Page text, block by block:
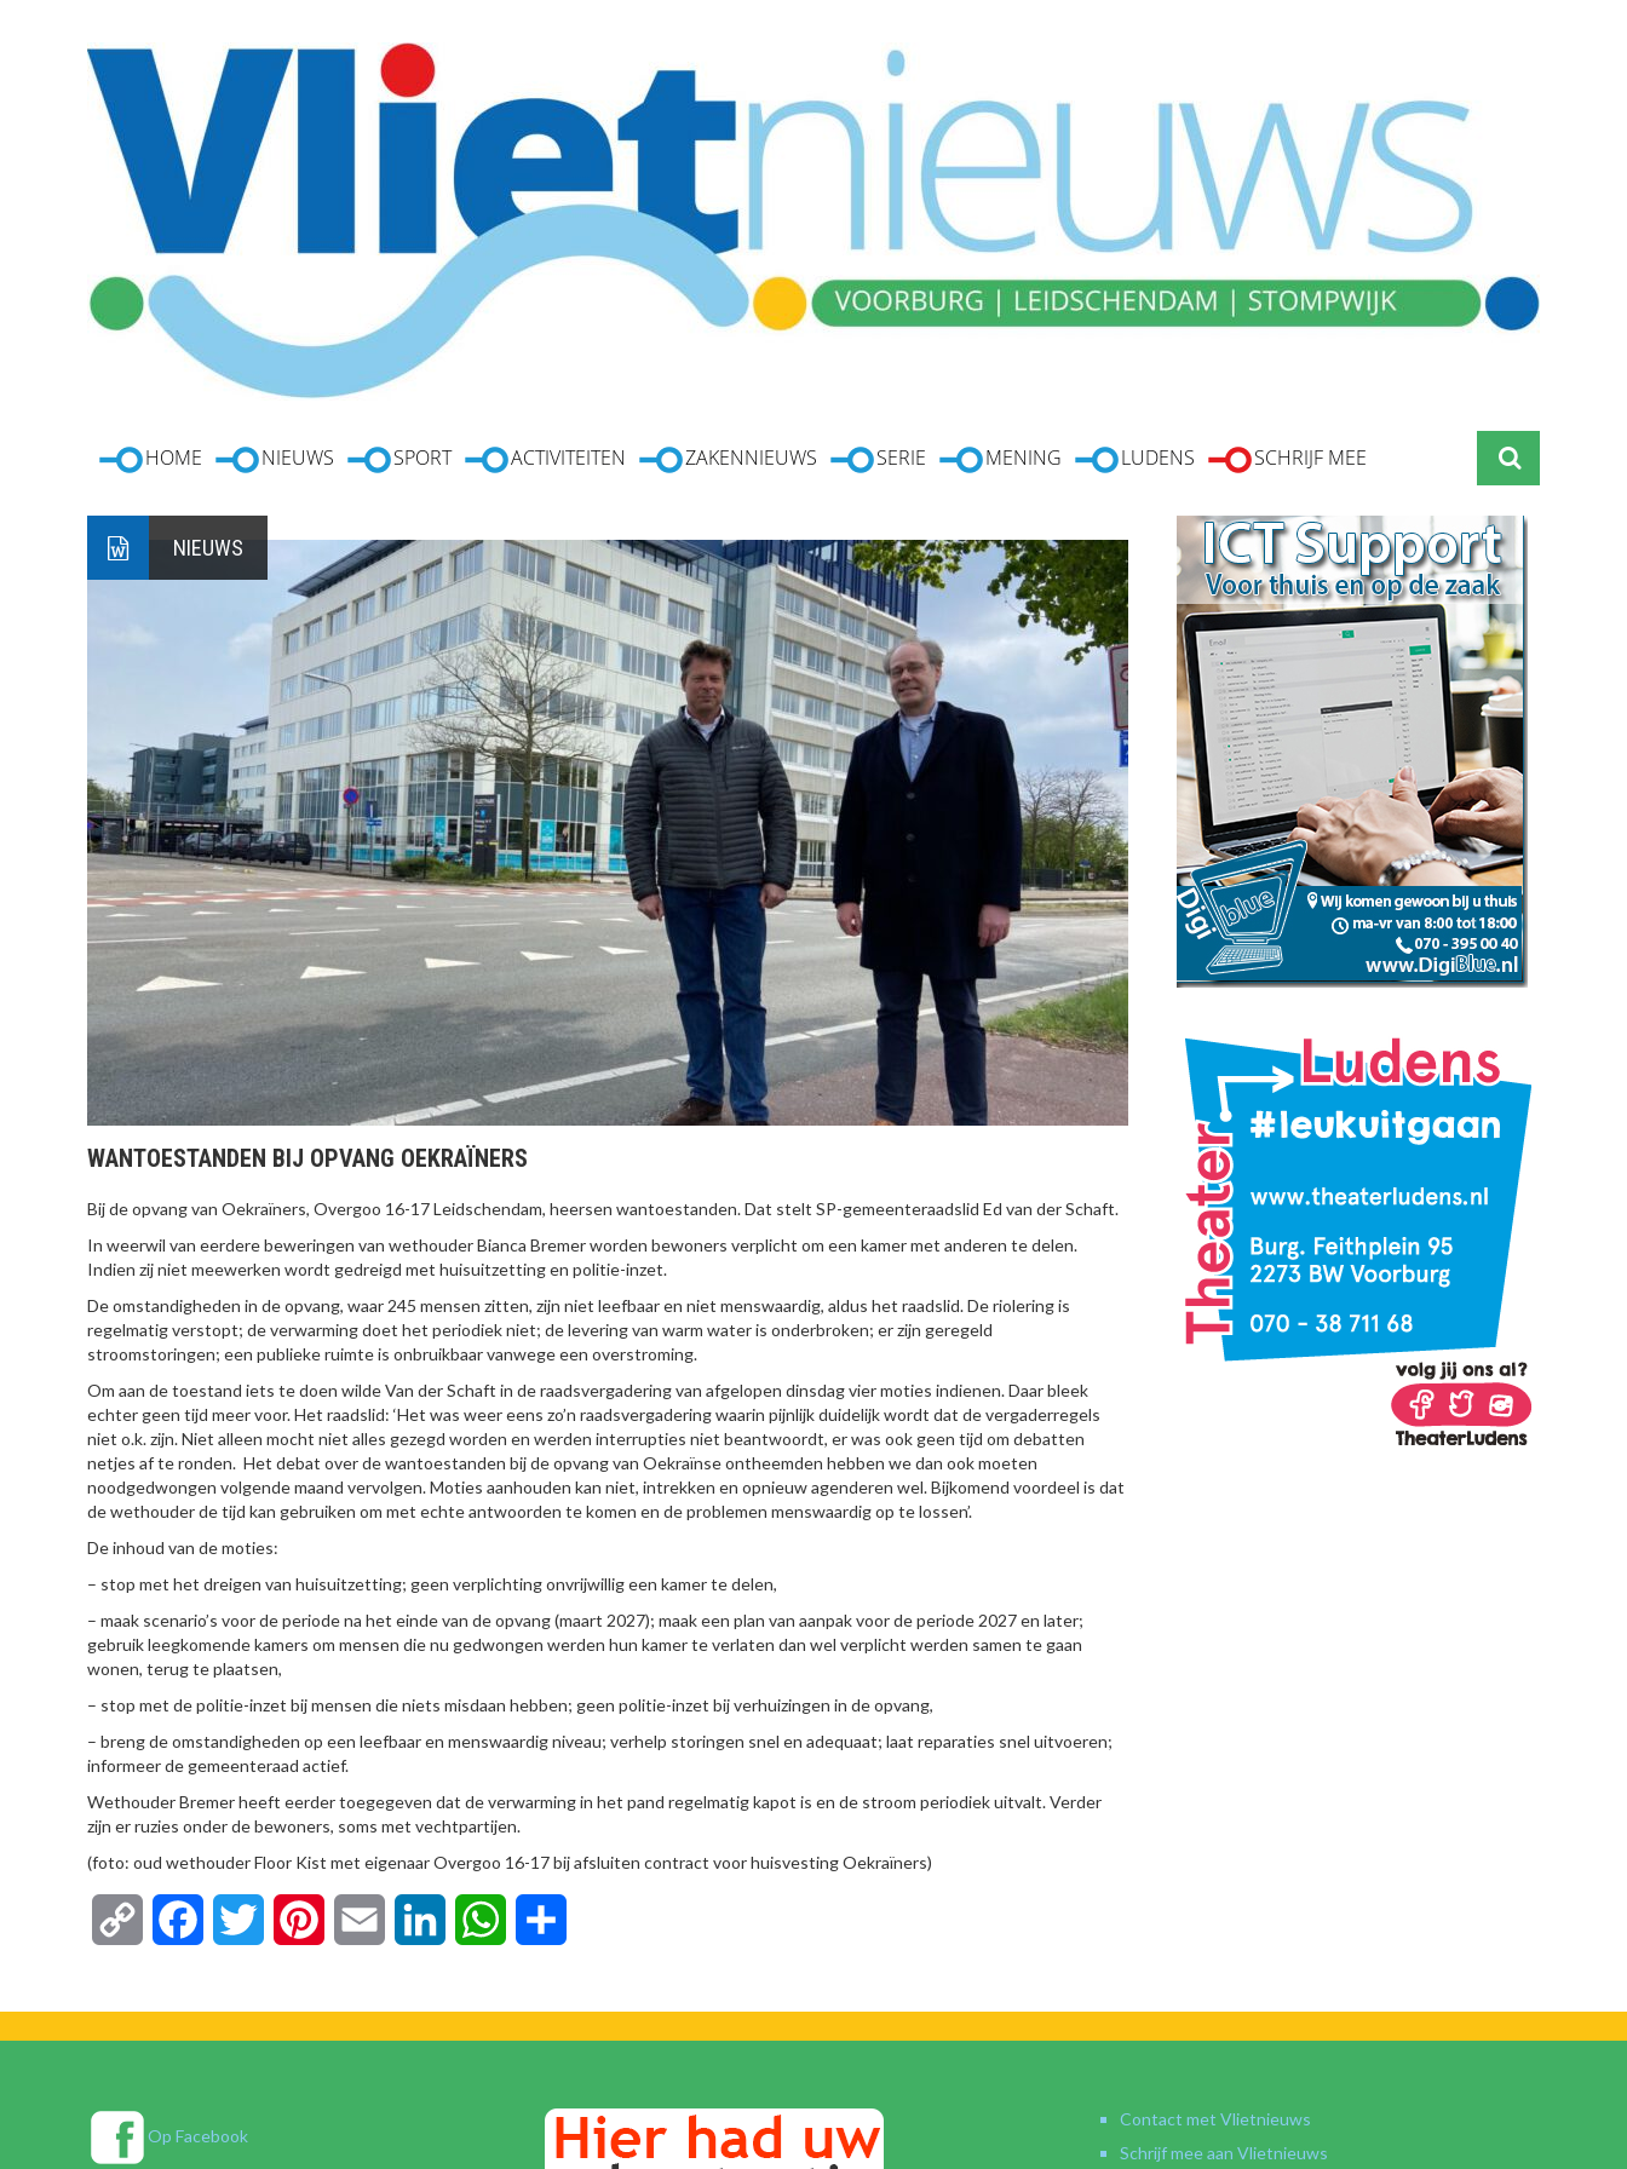
HOME NIEUWS SPORT ACTIVITEITEN ZAKENNIEUWS SERIE MENING LUDENS SCHRIJF MEE
NIEUWS
WANTOESTANDEN BIJ OPVANG OEKRAÏNERS
Bij de opvang van Oekraïners, Overgoo 16-17 Leidschendam, heersen wantoestanden. Dat stelt SP-gemeenteraadslid Ed van der Schaft.
In weerwil van eerdere beweringen van wethouder Bianca Bremer worden bewoners verplicht om een kamer met anderen te delen.
Indien zij niet meewerken wordt gedreigd met huisuitzetting en politie-inzet.
De omstandigheden in de opvang, waar 245 mensen zitten, zijn niet leefbaar en niet menswaardig, aldus het raadslid. De riolering is
regelmatig verstopt; de verwarming doet het periodiek niet; de levering van warm water is onderbroken; er zijn geregeld
stroomstoringen; een publieke ruimte is onbruikbaar vanwege een overstroming.
Om aan de toestand iets te doen wilde Van der Schaft in de raadsvergadering van afgelopen dinsdag vier moties indienen. Daar bleek
echter geen tijd meer voor. Het raadslid: ‘Het was weer eens zo’n raadsvergadering waarin pijnlijk duidelijk wordt dat de vergaderregels
niet o.k. zijn. Niet alleen mocht niet alles gezegd worden en werden interrupties niet beantwoordt, er was ook geen tijd om debatten
netjes af te ronden. Het debat over de wantoestanden bij de opvang van Oekraïnse ontheemden hebben we dan ook moeten
noodgedwongen volgende maand vervolgen. Moties aanhouden kan niet, intrekken en opnieuw agenderen wel. Bijkomend voordeel is dat
de wethouder de tijd kan gebruiken om met echte antwoorden te komen en de problemen menswaardig op te lossen’.
De inhoud van de moties:
– stop met het dreigen van huisuitzetting; geen verplichting onvrijwillig een kamer te delen,
– maak scenario’s voor de periode na het einde van de opvang (maart 2027); maak een plan van aanpak voor de periode 2027 en later;
gebruik leegkomende kamers om mensen die nu gedwongen werden hun kamer te verlaten dan wel verplicht werden samen te gaan
wonen, terug te plaatsen,
– stop met de politie-inzet bij mensen die niets misdaan hebben; geen politie-inzet bij verhuizingen in de opvang,
– breng de omstandigheden op een leefbaar en menswaardig niveau; verhelp storingen snel en adequaat; laat reparaties snel uitvoeren;
informeer de gemeenteraad actief.
Wethouder Bremer heeft eerder toegegeven dat de verwarming in het pand regelmatig kapot is en de stroom periodiek uitvalt. Verder
zijn er ruzies onder de bewoners, soms met vechtpartijen.
(foto: oud wethouder Floor Kist met eigenaar Overgoo 16-17 bij afsluiten contract voor huisvesting Oekraïners)
Copy FacebookTwitter Pinterest Email LinkedIn WhatsApp
Op Facebook
Contact met Vlietnieuws
Schrijf mee aan Vlietnieuws